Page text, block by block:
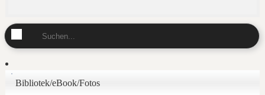
Bibliotek/eBook/Fotos